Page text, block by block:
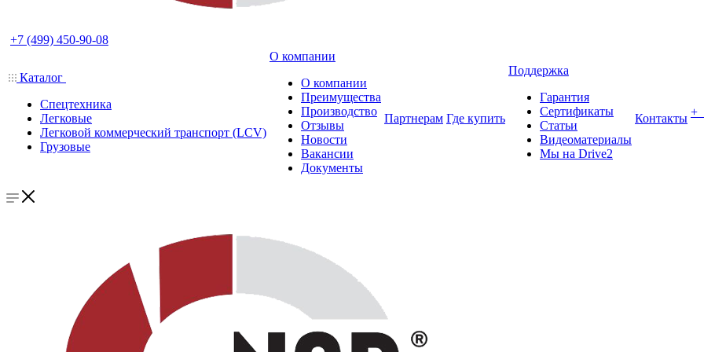
+7 (499) 450-90-08
Каталог
Спецтехника
Легковые
Легковой коммерческий транспорт (LCV)
Грузовые
О компании
О компании
Преимущества
Производство
Отзывы
Новости
Вакансии
Документы
Партнерам Где купить
Поддержка
Гарантия
Сертификаты
Статьи
Видеоматериалы
Мы на Drive2
Контакты +